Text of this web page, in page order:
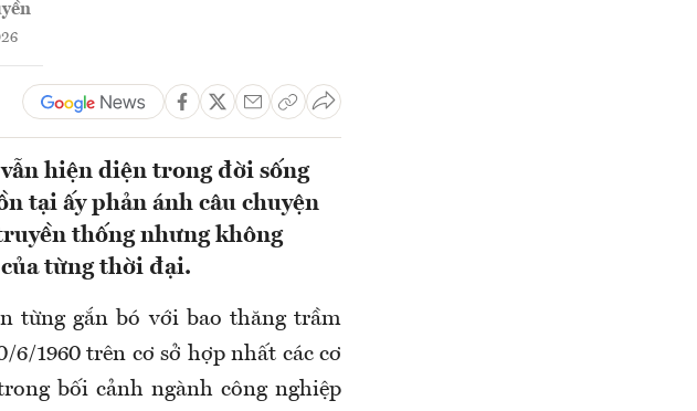
hiện diện trong đời sống
tại ấy phản ánh câu chuyện
thống nhưng không
từng thời đại.
từng gắn bó với bao thăng trầm
1960 trên cơ sở hợp nhất các cơ
bối cảnh ngành công nghiệp